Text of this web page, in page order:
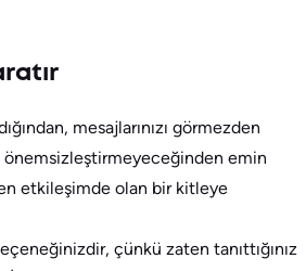
mesajlarınızı görmezden
emin
etkileşimde olan bir kitleye
çünkü zaten tanıttığınız